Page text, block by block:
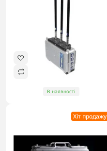
В наявності
Хіт продажу